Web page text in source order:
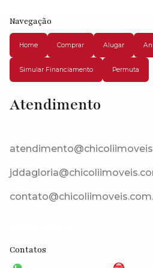
Navegação
Home Comprar Alugar
Simular Financiamento Permuta
Atendimento
Contatos